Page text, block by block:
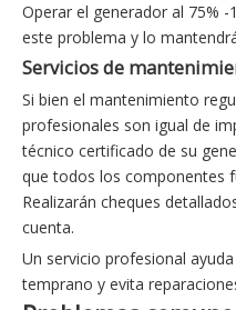
Operar el generador al 75%
este problema y lo
Servicios de
Si bien el mantenimiento
profesionales son igual de
técnico certificado de su
que todos los componentes
Realizarán cheques
cuenta.
Un servicio profesional
temprano y evita